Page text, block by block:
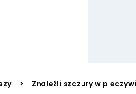
> Znaleźli szczury w